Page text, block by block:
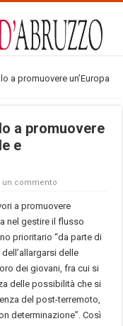
a promuovere un’Europa
a promuovere
e
un commento
a promuovere
nel gestire il flusso
prioritario “da parte di
delle
dei giovani, fra cui si
delle possibilità che si
del post-terremoto,
determinazione”. Così